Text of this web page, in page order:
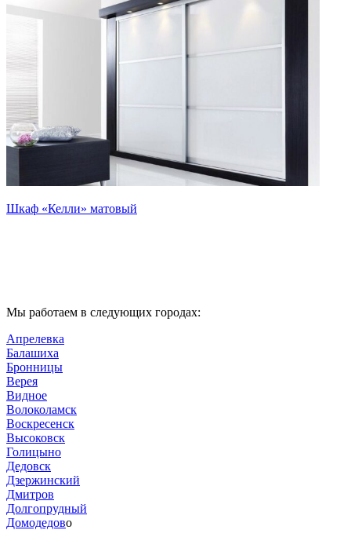
Шкаф «Келли» матовый
Мы работаем в следующих городах:
Апрелевка
Балашиха
Бронницы
Верея
Видное
Волоколамск
Воскресенск
Высоковск
Голицыно
Дедовск
Дзержинский
Дмитров
Долгопрудный
Домодедово